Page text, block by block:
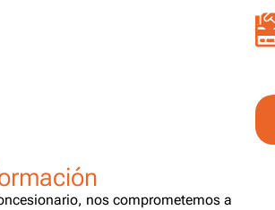
nos comprometemos a